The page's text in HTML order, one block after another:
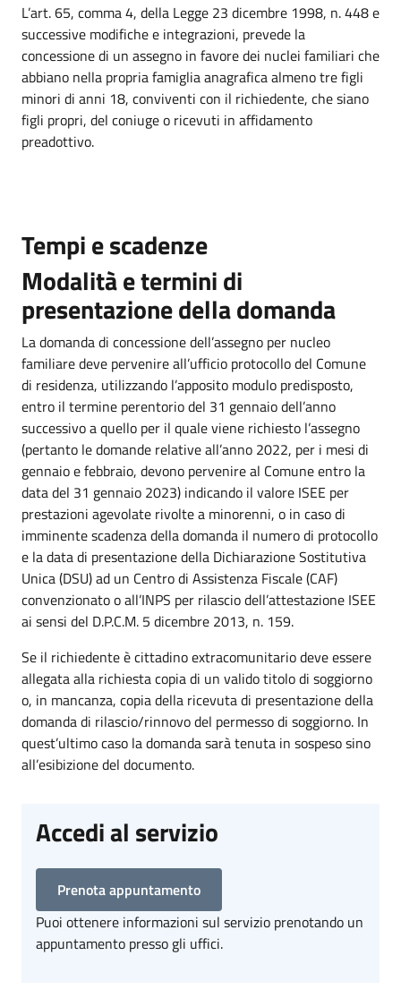
L’art. 65, comma 4, della Legge 23 dicembre 1998, n. 448 e
successive modifiche e integrazioni, prevede la
concessione di un assegno in favore dei nuclei familiari che
abbiano nella propria famiglia anagrafica almeno tre figli
minori di anni 18, conviventi con il richiedente, che siano
figli propri, del coniuge o ricevuti in affidamento
preadottivo.
Tempi e scadenze
Modalità e termini di
presentazione della domanda
La domanda di concessione dell’assegno per nucleo
familiare deve pervenire all’ufficio protocollo del Comune
di residenza, utilizzando l’apposito modulo predisposto,
entro il termine perentorio del 31 gennaio dell’anno
successivo a quello per il quale viene richiesto l’assegno
(pertanto le domande relative all’anno 2022, per i mesi di
gennaio e febbraio, devono pervenire al Comune entro la
data del 31 gennaio 2023) indicando il valore ISEE per
prestazioni agevolate rivolte a minorenni, o in caso di
imminente scadenza della domanda il numero di protocollo
e la data di presentazione della Dichiarazione Sostitutiva
Unica (DSU) ad un Centro di Assistenza Fiscale (CAF)
convenzionato o all’INPS per rilascio dell’attestazione ISEE
ai sensi del D.P.C.M. 5 dicembre 2013, n. 159.
Se il richiedente è cittadino extracomunitario deve essere
allegata alla richiesta copia di un valido titolo di soggiorno
o, in mancanza, copia della ricevuta di presentazione della
domanda di rilascio/rinnovo del permesso di soggiorno. In
quest’ultimo caso la domanda sarà tenuta in sospeso sino
all’esibizione del documento.
Accedi al servizio
Prenota appuntamento
Puoi ottenere informazioni sul servizio prenotando un
appuntamento presso gli uffici.